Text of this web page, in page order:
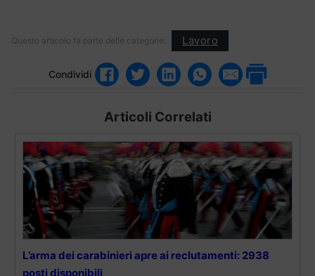
Questo articolo fa parte delle categorie: Lavoro
Condividi
Articoli Correlati
L’arma dei carabinieri apre ai reclutamenti: 2938
posti disponibili